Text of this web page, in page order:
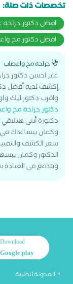
تخصصات ذات صلة:
افضل دكتور
افضل دكتور مخ
جراحة مخ واعصاب
عايز احسن دكتور
إكشف لديه أفضل
واقرب دكتور ليك
دكتور جراحة مخ
دكتورة أنثى هتلاقي
وكمان بيساعدك في
سعر الكشف
الدكتور وكمان
وبتدفع في العيادة
Download
Google play
المدونة الطبية